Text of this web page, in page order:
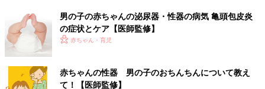
■赤ちゃん 泌尿器・性器の病気
・ 尿路感染症（にょうろかんせんしょう）
・ 水腎症（すいじんしょう）
膀胱尿管逆流症（ぼうこうにょうかんぎゃくりゅうしょう）
■男の子の病気
男の子の赤ちゃんの泌尿器・性器の病気 亀頭包皮炎
の症状とケア【医師監修】
赤ちゃん・育児
赤ちゃんの性器 男の子のおちんちんについて教え
て！【医師監修】